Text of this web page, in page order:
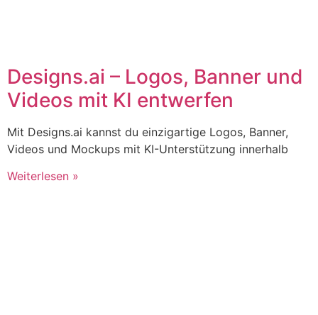
Designs.ai – Logos, Banner und
Videos mit KI entwerfen
Mit Designs.ai kannst du einzigartige Logos, Banner,
Videos und Mockups mit KI-Unterstützung innerhalb
Weiterlesen »